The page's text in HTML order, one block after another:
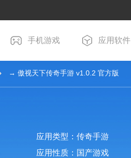
手机游戏 应用软件
→ 傲视天下传奇手游 v1.0.2 官方版
应用类型：传奇手游
应用性质：国产游戏